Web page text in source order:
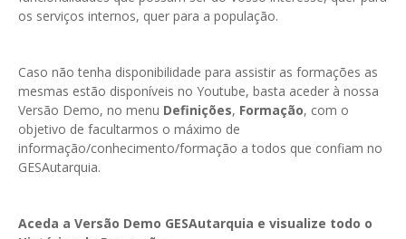
os serviços internos, quer para a população.
Caso não tenha disponibilidade para assistir as formações as
mesmas estão disponíveis no Youtube, basta aceder à nossa
Versão Demo, no menu Definições, Formação, com o
objetivo de facultarmos o máximo de
informação/conhecimento/formação a todos que confiam no
GESAutarquia.
Aceda a Versão Demo GESAutarquia e visualize todo o